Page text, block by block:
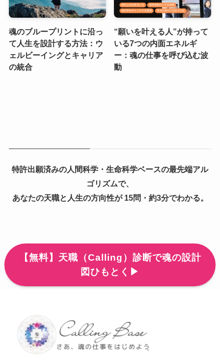
魂のブループリントに沿っ
て人生を設計する方法：ウ
ェルビーイングとキャリア
の統合
“願いを叶える人”が持って
いる7つの内面エネルギ
ー：魂の仕事を呼び込む波
動
特許出願済みの人間科学・生命科学ベースの最先端アル
ゴリズムで、
あなたの天職と人生の方向性が 15問・約3分でわかる。
【無料】天職（Calling）診断で魂の設計
図ひもとく▶